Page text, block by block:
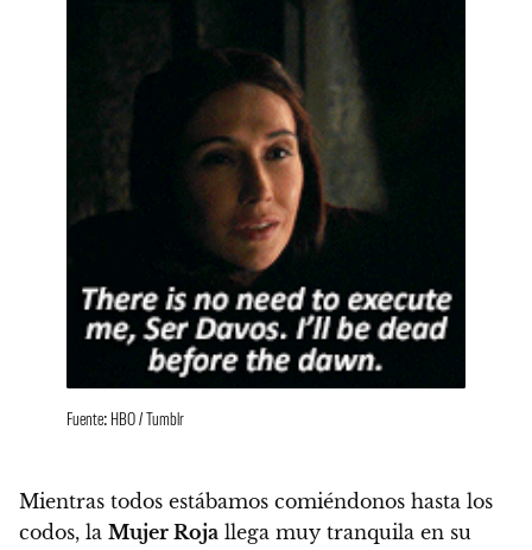
Fuente: HBO / Tumblr
Mientras todos estábamos comiéndonos hasta los
codos, la Mujer Roja llega muy tranquila en su